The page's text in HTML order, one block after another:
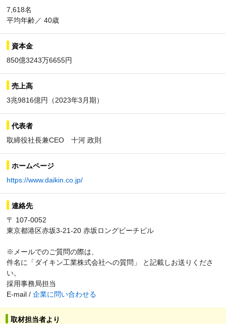
7,618名
平均年齢／ 40歳
資本金
850億3243万6655円
売上高
3兆9816億円（2023年3月期）
代表者
取締役社長兼CEO 十河 政則
ホームページ
https://www.daikin.co.jp/
連絡先
〒 107-0052
東京都港区赤坂3-21-20 赤坂ロングビーチビル
※メールでのご質問の際は、
件名に「ダイキン工業株式会社への質問」 と記載しお送りくださ
い。
採用事務局担当
E-mail / 企業に問い合わせる
取材担当者より